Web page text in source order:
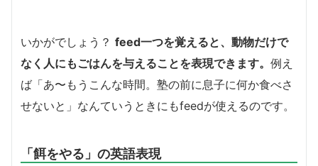
いかがでしょう？ feed一つを覚えると、動物だけで
なく人にもごはんを与えることを表現できます。 例え
ば「あ〜もうこんな時間。塾の前に息子に何か食べさ
せないと」なんていうときにもfeedが使えるのです。
「餌をやる」の英語表現